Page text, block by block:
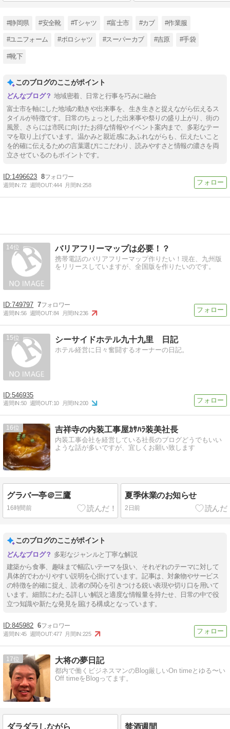
#静岡県 #安全靴 #Tシャツ #富士市 #カブ #作業服
#ユニフォーム #ポロシャツ #スーパーカブ #吉原 #手袋
#靴下
このブログのここがポイント
地域密着、日常と行事を巧みに融合
富士市を軸にした地域の動きや出来事を、生き生きと捉えながら伝えるス
タイルが特徴です。日常のちょっとした出来事や祭りの盛り上がり、街の
風景、さらには市民に向けたお得な情報やイベント案内まで、多彩なテー
マを取り上げています。温かみと親近感にあふれながらも、伝えたいこと
を的確に伝えるための言葉選びにこだわり、読みやすさと情報の濃さを両
立させているのもポイントです。
1496623 8
週間IN:72 週間OUT:444 月間IN:258
14 バリアフリーマップは必要！？
携帯電話のバリアフリーマップ作りたい！現在、九州版
をリリースしていますが、全国版を作りたいのです。
749797 7
週間IN:56 週間OUT:84 月間IN:236
15 シーサイドホテル九十九里 日記
ホテル経営に日々奮闘するオーナーの日記。
546935
週間IN:50 週間OUT:10 月間IN:200
16 吉祥寺の内装工事屋ｶｻﾊﾗ装美社長
内装工事会社を経営している社長のブログどうでもいい
ような話が多いですが、宜しくお願い致します
グラバー亭＠三鷹
16時間前
夏季休業のお知らせ
2日前
このブログのここがポイント
多彩なジャンルと丁寧な解説
建築から食事、趣味まで幅広いテーマを扱い、それぞれのテーマに対して
具体的でわかりやすい説明を心掛けています。記事は、対象物やサービス
の特徴を的確に捉え、読者の関心を引きつける鋭い表現や切り口を用いて
います。細部にわたる詳しい解説と適度な情報量を持たせ、日常の中で役
立つ知識や新たな発見を届ける構成となっています。
845982 6
週間IN:45 週間OUT:477 月間IN:225
17 大将の夢日記
都内で働くビジネスマンのBlog厳しいOn timeとゆる〜い
Off timeをBlogってます。
ダラダラしながら 禁酒週間